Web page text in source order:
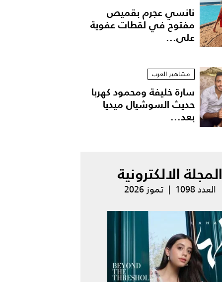
نانسي عجرم بقميص
مفتوح في لقطات عفوية
على...
مشاهير العرب
سارة خليفة ومحمود كهربا
حديث السوشيال ميديا
بعد...
المجلة الالكترونية
العدد 1098 | تموز 2026